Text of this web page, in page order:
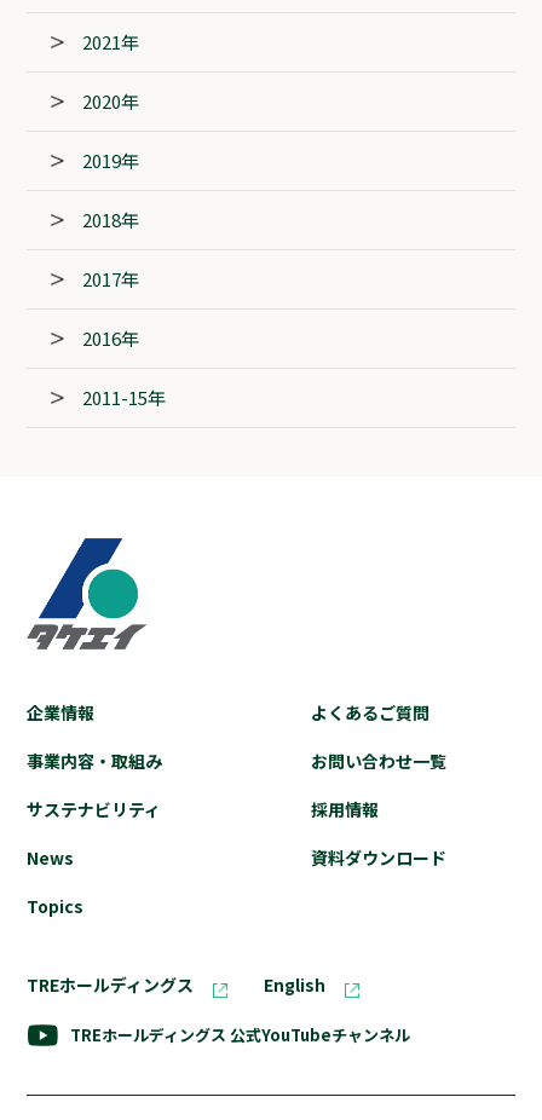
2021年
2020年
2019年
2018年
2017年
2016年
2011-15年
企業情報
事業内容・取組み
サステナビリティ
News
Topics
よくあるご質問
お問い合わせ⼀覧
採⽤情報
資料ダウンロード
TREホールディングス English
TREホールディングス 公式YouTubeチャンネル